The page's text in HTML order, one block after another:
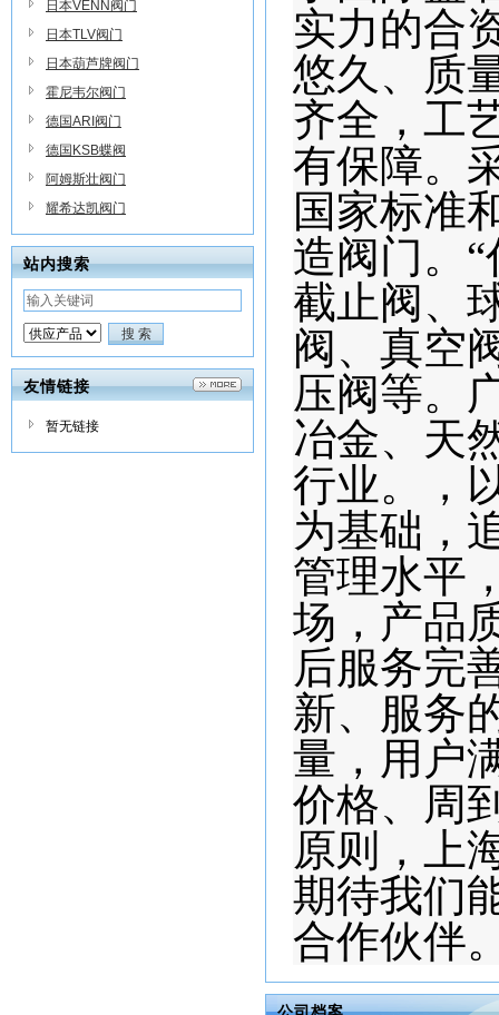
日本VENN阀门
日本TLV阀门
日本葫芦牌阀门
霍尼韦尔阀门
德国ARI阀门
德国KSB蝶阀
阿姆斯壮阀门
耀希达凯阀门
站内搜索
友情链接
暂无链接
实力的合
悠久、质
齐全，工
有保障。
国家标准
造阀门。
截止阀、
阀、真空
压阀等。
冶金、天
行业。，
为基础，
管理水平
场，产品
后服务完
新、服务
量，用户
价格、周
原则，上
期待我们
合作伙伴